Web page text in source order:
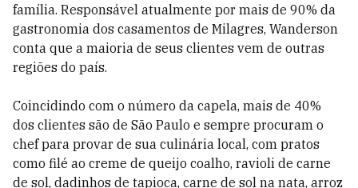
família. Responsável atualmente por mais de 90% da
gastronomia dos casamentos de Milagres, Wanderson
conta que a maioria de seus clientes vem de outras
regiões do país.
Coincidindo com o número da capela, mais de 40%
dos clientes são de São Paulo e sempre procuram o
chef para provar de sua culinária local, com pratos
como filé ao creme de queijo coalho, ravioli de carne
de sol, dadinhos de tapioca, carne de sol na nata, arroz